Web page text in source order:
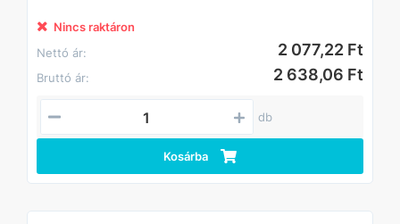
Nincs raktáron
Nettó ár:
2 077,22 Ft
Bruttó ár: 2 638,06 Ft
db
Kosárba